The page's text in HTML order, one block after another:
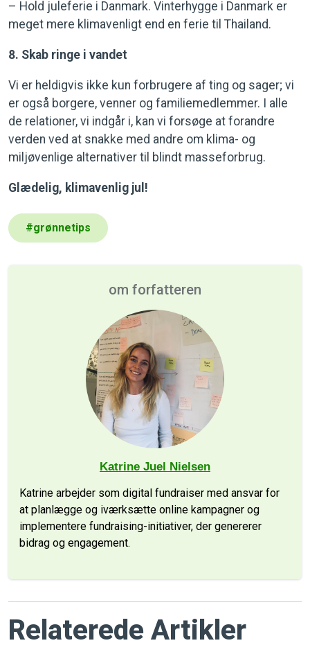
– Hold juleferie i Danmark. Vinterhygge i Danmark er
meget mere klimavenligt end en ferie til Thailand.
8. Skab ringe i vandet
Vi er heldigvis ikke kun forbrugere af ting og sager; vi
er også borgere, venner og familiemedlemmer. I alle
de relationer, vi indgår i, kan vi forsøge at forandre
verden ved at snakke med andre om klima- og
miljøvenlige alternativer til blindt masseforbrug.
Glædelig, klimavenlig jul!
#grønnetips
om forfatteren
Katrine Juel Nielsen
Katrine arbejder som digital fundraiser med ansvar for
at planlægge og iværksætte online kampagner og
implementere fundraising-initiativer, der genererer
bidrag og engagement.
Relaterede Artikler